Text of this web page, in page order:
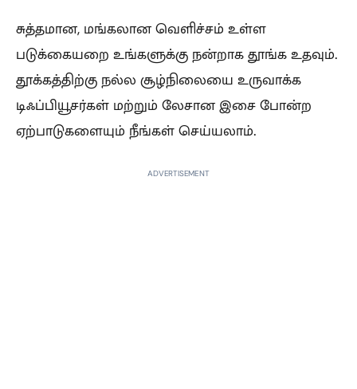
சுத்தமான, மங்கலான வெளிச்சம் உள்ள
படுக்கையறை உங்களுக்கு நன்றாக தூங்க உதவும்.
தூக்கத்திற்கு நல்ல சூழ்நிலையை உருவாக்க
டிஃப்பியூசர்கள் மற்றும் லேசான இசை போன்ற
ஏற்பாடுகளையும் நீங்கள் செய்யலாம்.
ADVERTISEMENT